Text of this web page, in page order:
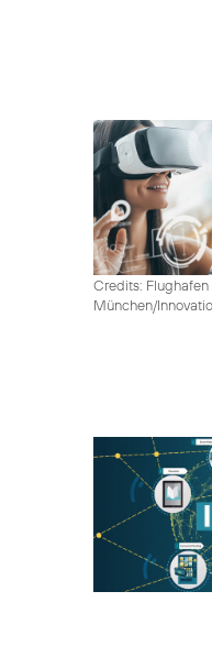
Credits: Flughafen
München/